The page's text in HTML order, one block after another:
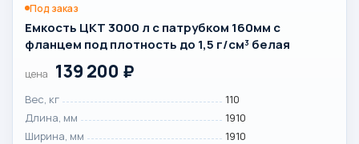
Под заказ
Емкость ЦКТ 3000 л с патрубком 160мм с
фланцем под плотность до 1,5 г/см³ белая
цена 139 200 ₽
Вес, кг
110
Длина, мм
1910
Ширина, мм
1910